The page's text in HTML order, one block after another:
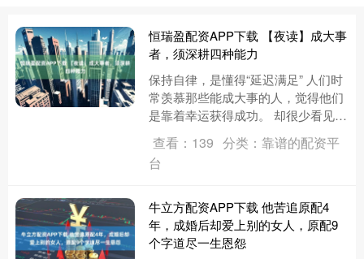
恒瑞盈配资APP下载 【夜读】成大事
者，须深耕四种能力
保持自律，是懂得“延迟满足” 人们时
常羡慕那些能成大事的人，觉得他们
是靠着幸运获得成功。 却很少看见，
沉淀出不凡结果。 1 深耕....
查看：139 分类：靠谱的配资平
台
牛立方配资APP下载 他苦追原配4
年，成婚后却爱上别的女人，原配9
个字道尽一生恩怨